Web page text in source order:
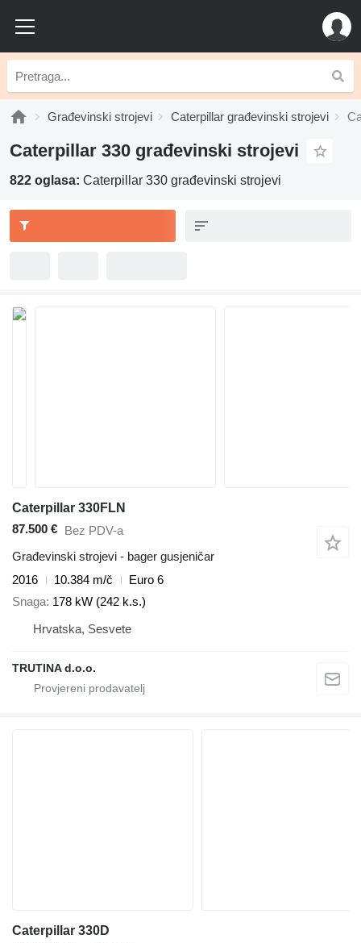
Građevinski strojevi Caterpillar građevinski strojevi
Caterpillar 330 građevinski strojevi
822 oglasa: Caterpillar 330 građevinski strojevi
Caterpillar 330FLN
87.500 € Bez PDV-a
Građevinski strojevi - bager gusjeničar
2016
10.384 m/č
Euro 6
Snaga 178 kW (242 k.s.)
Hrvatska, Sesvete
TRUTINA d.o.o.
Caterpillar 330D